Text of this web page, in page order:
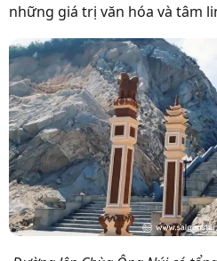
những giá trị văn hóa và tâm